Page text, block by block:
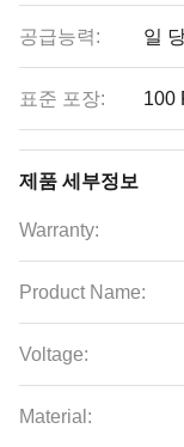
공급능력: 일
표준 포장: 100
제품 세부정보
Warranty:
Product Name:
Voltage:
Material: